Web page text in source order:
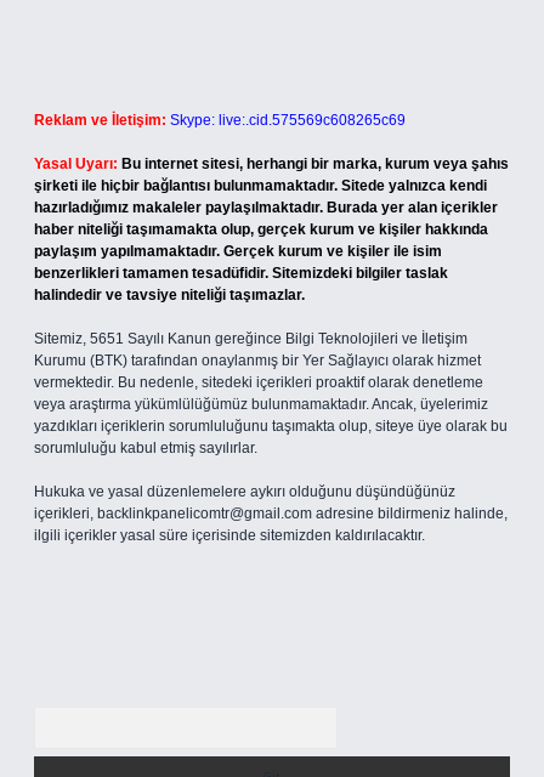
Reklam ve İletişim: Skype: live:.cid.575569c608265c69
Yasal Uyarı: Bu internet sitesi, herhangi bir marka, kurum veya şahıs
şirketi ile hiçbir bağlantısı bulunmamaktadır. Sitede yalnızca kendi
hazırladığımız makaleler paylaşılmaktadır. Burada yer alan içerikler
haber niteliği taşımamakta olup, gerçek kurum ve kişiler hakkında
paylaşım yapılmamaktadır. Gerçek kurum ve kişiler ile isim
benzerlikleri tamamen tesadüfidir. Sitemizdeki bilgiler taslak
halindedir ve tavsiye niteliği taşımazlar.
Sitemiz, 5651 Sayılı Kanun gereğince Bilgi Teknolojileri ve İletişim
Kurumu (BTK) tarafından onaylanmış bir Yer Sağlayıcı olarak hizmet
vermektedir. Bu nedenle, sitedeki içerikleri proaktif olarak denetleme
veya araştırma yükümlülüğümüz bulunmamaktadır. Ancak, üyelerimiz
yazdıkları içeriklerin sorumluluğunu taşımakta olup, siteye üye olarak bu
sorumluluğu kabul etmiş sayılırlar.
Hukuka ve yasal düzenlemelere aykırı olduğunu düşündüğünüz
içerikleri, backlinkpanelicomtr@gmail.com adresine bildirmeniz halinde,
ilgili içerikler yasal süre içerisinde sitemizden kaldırılacaktır.